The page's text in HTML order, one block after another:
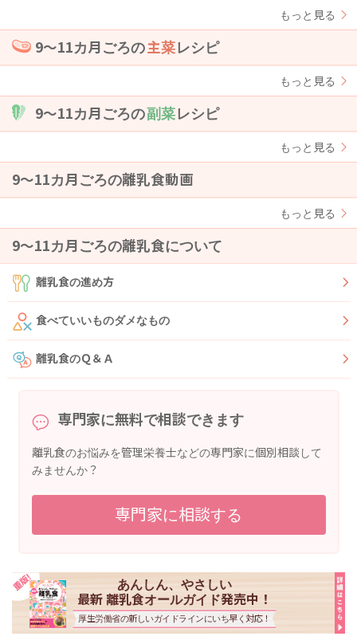
もっと見る
9〜11カ月ごろの主菜レシピ
もっと見る
9〜11カ月ごろの副菜レシピ
もっと見る
9〜11カ月ごろの離乳食動画
もっと見る
9〜11カ月ごろの離乳食について
離乳食の進め方
食べていいものダメなもの
離乳食のＱ＆Ａ
専門家に無料で相談できます
離乳食のお悩みを管理栄養士などの専門家に個別相談して
みませんか？
専門家に相談する
あんしん、やさしい
最新 離乳食オールガイド発売中！
厚生労働省の新しいガイドラインにいち早く対応！